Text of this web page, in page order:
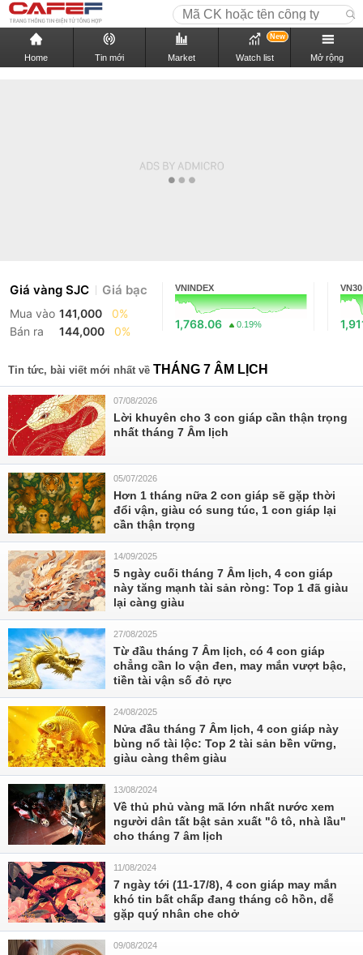
Home Tin mới Market Watch list
New
Mở rộng
Giá vàng SJC Giá bạc
Mua vào 141,000
0%
Bán ra
144,000 0%
VNINDEX
1,768.06 0.19%
VN30
Tin tức, bài viết mới nhất về THÁNG 7 ÂM LỊCH
07/08/2026
Lời khuyên cho 3 con giáp cần thận trọng
nhất tháng 7 Âm lịch
05/07/2026
Hơn 1 tháng nữa 2 con giáp sẽ gặp thời
đổi vận, giàu có sung túc, 1 con giáp lại
cần thận trọng
14/09/2025
5 ngày cuối tháng 7 Âm lịch, 4 con giáp
này tăng mạnh tài sản ròng: Top 1 đã giàu
lại càng giàu
27/08/2025
Từ đầu tháng 7 Âm lịch, có 4 con giáp
chẳng cần lo vận đen, may mắn vượt bậc,
tiền tài vận số đỏ rực
24/08/2025
Nửa đầu tháng 7 Âm lịch, 4 con giáp này
bùng nổ tài lộc: Top 2 tài sản bền vững,
giàu càng thêm giàu
13/08/2024
Về thủ phủ vàng mã lớn nhất nước xem
người dân tất bật sản xuất "ô tô, nhà lầu"
cho tháng 7 âm lịch
11/08/2024
7 ngày tới (11-17/8), 4 con giáp may mắn
khó tin bất chấp đang tháng cô hồn, dễ
gặp quý nhân che chở
09/08/2024